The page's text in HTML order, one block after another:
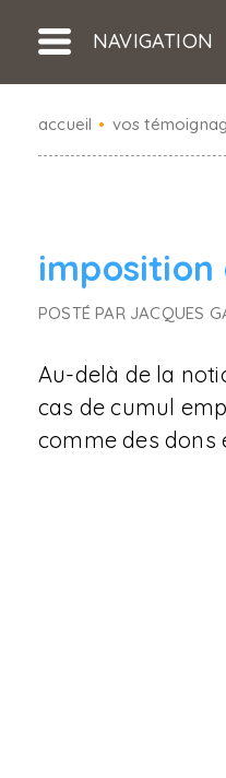
NAVIGATION
accueil • vos
imposition
POSTÉ PAR JACQUES
Au-delà de la
cas de cumul
comme des dons